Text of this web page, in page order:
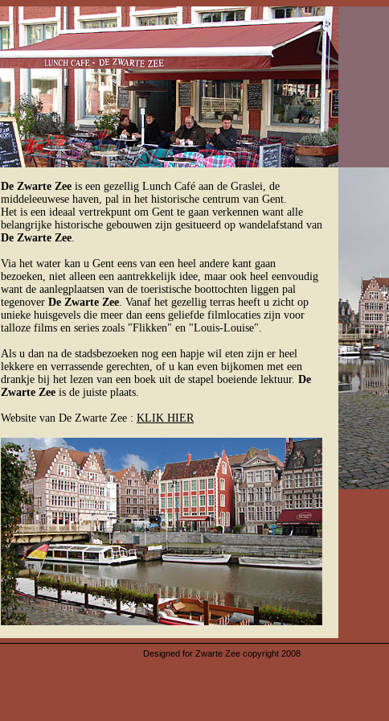
De Zwarte Zee is een gezellig Lunch Café aan de Graslei, de
middeleeuwese haven, pal in het historische centrum van Gent.
Het is een ideaal vertrekpunt om Gent te gaan verkennen want alle
belangrijke historische gebouwen zijn gesitueerd op wandelafstand van
De Zwarte Zee.
Via het water kan u Gent eens van een heel andere kant gaan
bezoeken, niet alleen een aantrekkelijk idee, maar ook heel eenvoudig
want de aanlegplaatsen van de toeristische boottochten liggen pal
tegenover De Zwarte Zee. Vanaf het gezellig terras heeft u zicht op
unieke huisgevels die meer dan eens geliefde filmlocaties zijn voor
talloze films en series zoals "Flikken" en "Louis-Louise".
Als u dan na de stadsbezoeken nog een hapje wil eten zijn er heel
lekkere en verrassende gerechten, of u kan even bijkomen met een
drankje bij het lezen van een boek uit de stapel boeiende lektuur. De
Zwarte Zee is de juiste plaats.
Website van De Zwarte Zee : KLIK HIER
Designed for Zwarte Zee copyright 2008